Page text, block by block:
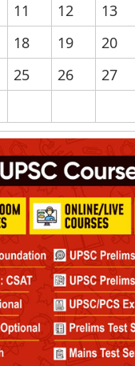
11 12 13
18 19 20
25 26 27